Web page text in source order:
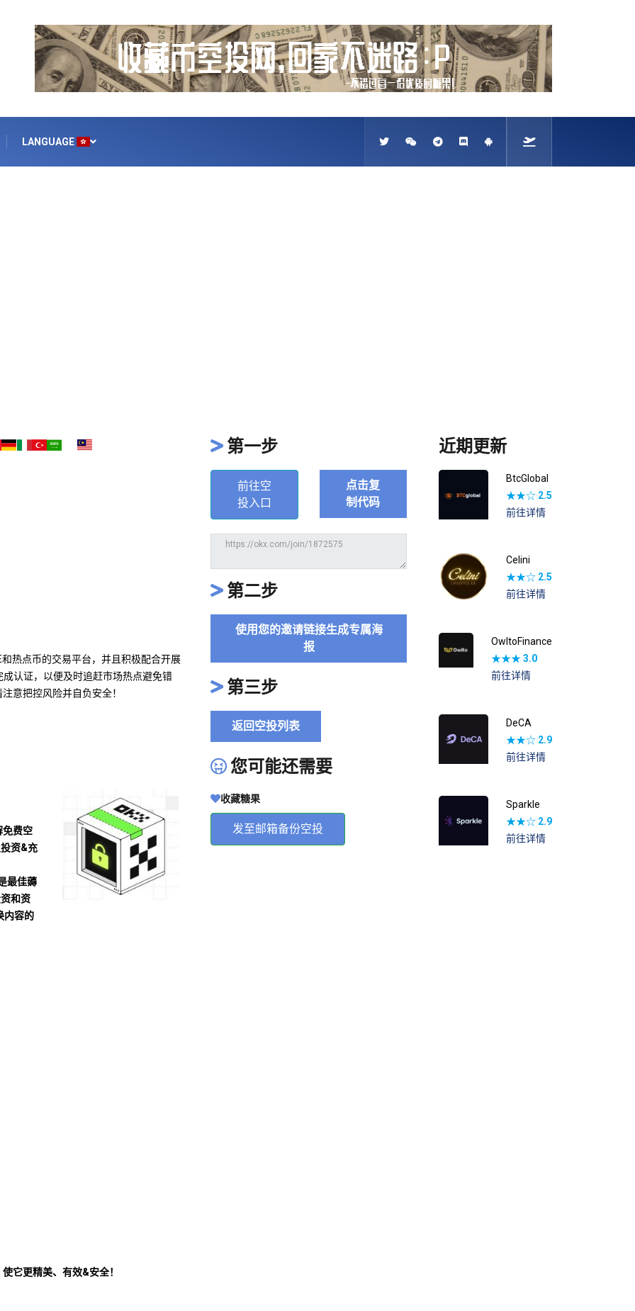
LANGUAGE
热点币的交易平台，并且积极配合开展
认证，以便及时追赶市场热点避免错
意把控风险并自负安全！
免费空
资&充
最佳薅
和资
内容的
第一步
前往空
投入口
点击复
制代码
第二步
使用您的邀请链接生成专属海
报
第三步
返回空投列表
您可能还需要
收藏糖果
发至邮箱备份空投
近期更新
BtcGlobal
★★☆ 2.5
前往详情
Celini
★★☆ 2.5
前往详情
OwltoFinance
★★★3.0
前往详情
DeCA
★★☆ 2.9
前往详情
Sparkle
★★☆ 2.9
前往详情
它更精美、有效&安全！